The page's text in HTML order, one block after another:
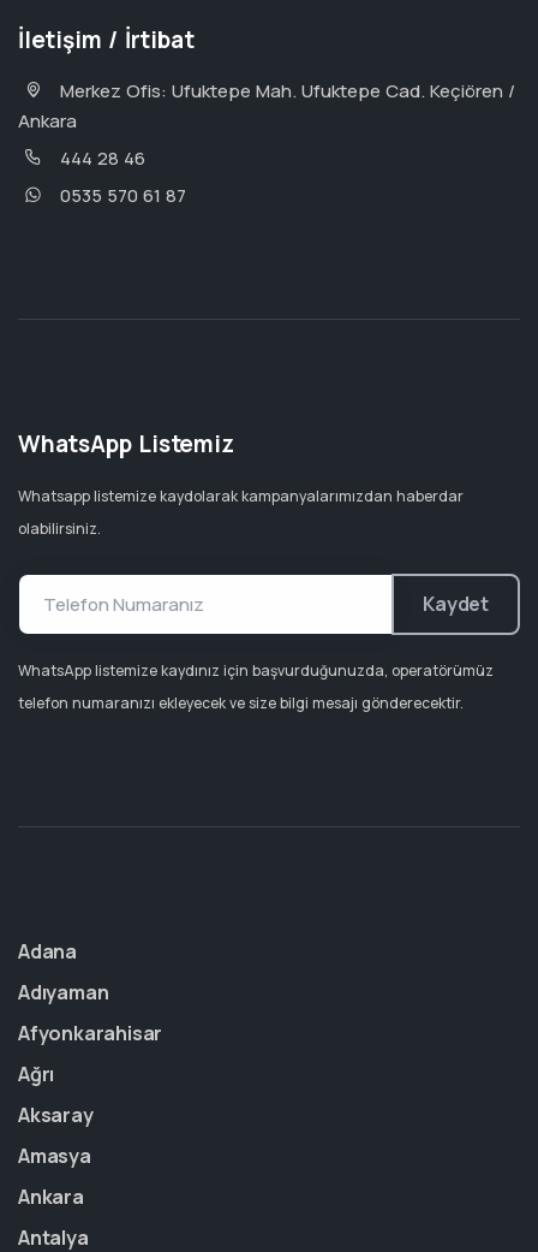
İletişim / İrtibat
Merkez Ofis: Ufuktepe Mah. Ufuktepe Cad. Keçiören /
Ankara
444 28 46
0535 570 61 87
WhatsApp Listemiz
Whatsapp listemize kaydolarak kampanyalarımızdan haberdar
olabilirsiniz.
Kaydet
WhatsApp listemize kaydınız için başvurduğunuzda, operatörümüz
telefon numaranızı ekleyecek ve size bilgi mesajı gönderecektir.
Adana
Adıyaman
Afyonkarahisar
Ağrı
Aksaray
Amasya
Ankara
Antalya